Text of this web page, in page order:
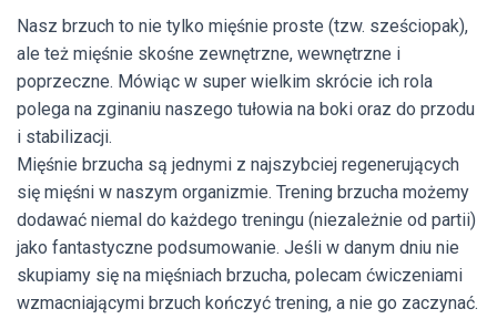
Nasz brzuch to nie tylko mięśnie proste (tzw. sześciopak),
ale też mięśnie skośne zewnętrzne, wewnętrzne i
poprzeczne. Mówiąc w super wielkim skrócie ich rola
polega na zginaniu naszego tułowia na boki oraz do przodu
i stabilizacji.
Mięśnie brzucha są jednymi z najszybciej regenerujących
się mięśni w naszym organizmie. Trening brzucha możemy
dodawać niemal do każdego treningu (niezależnie od partii)
jako fantastyczne podsumowanie. Jeśli w danym dniu nie
skupiamy się na mięśniach brzucha, polecam ćwiczeniami
wzmacniającymi brzuch kończyć trening, a nie go zaczynać.